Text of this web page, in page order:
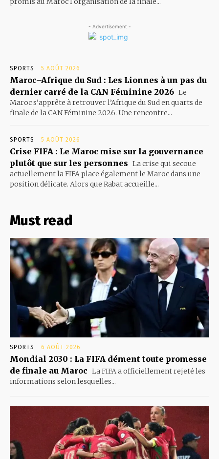
- Advertisement -
SPORTS 5 AOÛT 2026
Maroc–Afrique du Sud : Les Lionnes à un pas du
dernier carré de la CAN Féminine 2026 Le
Maroc s’apprête à retrouver l’Afrique du Sud en quarts de
finale de la CAN Féminine 2026. Une rencontre...
SPORTS 5 AOÛT 2026
Crise FIFA : Le Maroc mise sur la gouvernance
plutôt que sur les personnes La crise qui secoue
actuellement la FIFA place également le Maroc dans une
position délicate. Alors que Rabat accueille...
Must read
SPORTS 6 AOÛT 2026
Mondial 2030 : La FIFA dément toute promesse
de finale au Maroc La FIFA a officiellement rejeté les
informations selon lesquelles...